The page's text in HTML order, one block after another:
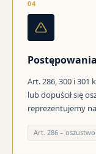
04
Art. 286, 300 i 301
lub dopuścił się
reprezentujemy
Art. 286 – oszustwo